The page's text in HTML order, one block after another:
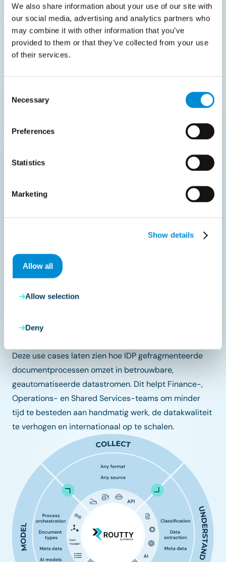
We also share information about your use of our site with
our social media, advertising and analytics partners who
may combine it with other information that you’ve
provided to them or that they’ve collected from your use
of their services.
Selection
Necessary
Preferences
Statistics
Marketing
Show details
Allow all
Allow selection
Deny
Klantorders
Klantorders komen binnen als pdf’s, e-mails
ship-to- en bill-to-accounts, verrijkt de
Impact:
Geautomatiseerde order-to-cash-
processen, minder fouten in orderafhandeling
en een snellere omzetrealisatie.
Deze use cases laten zien hoe IDP gefragmenteerde
documentprocessen omzet in betrouwbare,
geautomatiseerde datastromen. Dit helpt Finance-,
Operations- en Shared Services-teams om minder
tijd te besteden aan handmatig werk, de datakwaliteit
te verhogen en internationaal op te schalen.